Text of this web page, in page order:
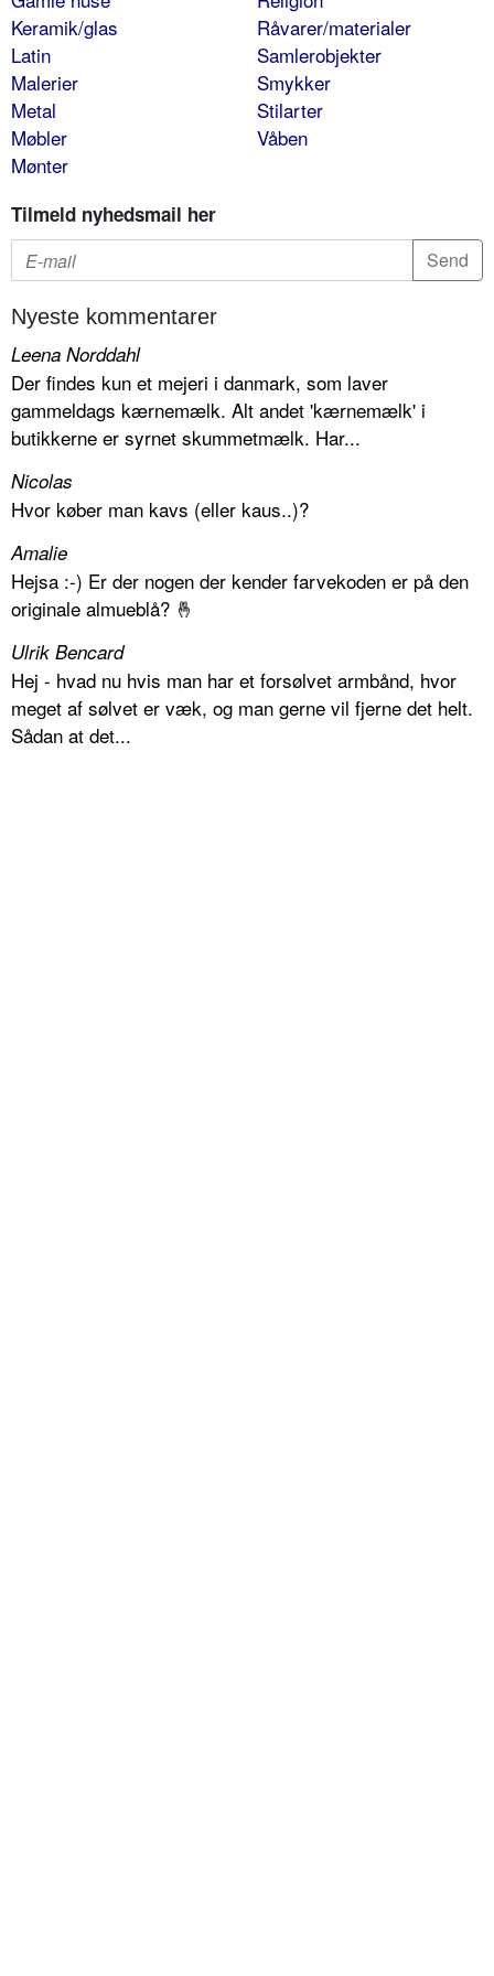
Keramik/glas
Latin
Malerier
Metal
Møbler
Mønter
Råvarer/materialer
Samlerobjekter
Smykker
Stilarter
Våben
Tilmeld nyhedsmail her
Nyeste kommentarer
Leena Norddahl
Der findes kun et mejeri i danmark, som laver
gammeldags kærnemælk. Alt andet 'kærnemælk' i
butikkerne er syrnet skummetmælk. Har...
Nicolas
Hvor køber man kavs (eller kaus..)?
Amalie
Hejsa :-) Er der nogen der kender farvekoden er på den
originale almueblå? 🤞
Ulrik Bencard
Hej - hvad nu hvis man har et forsølvet armbånd, hvor
meget af sølvet er væk, og man gerne vil fjerne det helt.
Sådan at det...